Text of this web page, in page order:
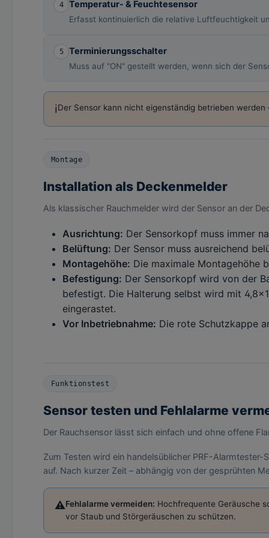
4 Temperatur- & Feuchtesensor
Erfasst kontinuierlich die relative Luftfeuchtigkeit
5 Terminierungsschalter
Muss auf "ON" gestellt werden, wenn sich der
ℹ️Der Sensor kann nicht eigenständig betrieben
Montage
Installation als Deckenmelder
Als klassischer Rauchmelder wird der Sensor an der
Ausrichtung: Der Sensorkopf muss immer
Belüftung: Der Sensor muss ausreichend
Montagehöhe: Die maximale Montagehöhe
Befestigung: Der Sensorkopf wird von der
befestigt. Die Halterung selbst wird mit
eingerastet.
Vor Inbetriebnahme: Die rote Schutzkappe
Funktionstest
Sensor testen und Fehlalarme
Der Rauchsensor lässt sich einfach und ohne offene
Zum Testen wird ein handelsüblicher PRF-
auf. Nach kurzer Zeit – abhängig von der gesprühten
⚠️Fehlalarme vermeiden: Hochfrequente Geräusche
vor Staub und Störgeräuschen zu schützen.